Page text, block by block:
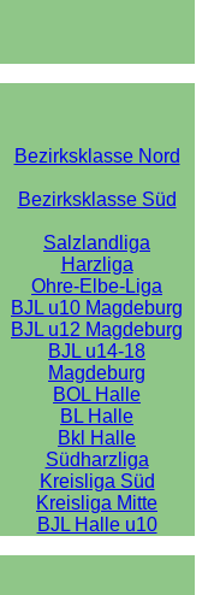
Bezirksklasse Nord
Bezirksklasse Süd
Salzlandliga
Harzliga
Ohre-Elbe-Liga
BJL u10 Magdeburg
BJL u12 Magdeburg
BJL u14-18
Magdeburg
BOL Halle
BL Halle
Bkl Halle
Südharzliga
Kreisliga Süd
Kreisliga Mitte
BJL Halle u10